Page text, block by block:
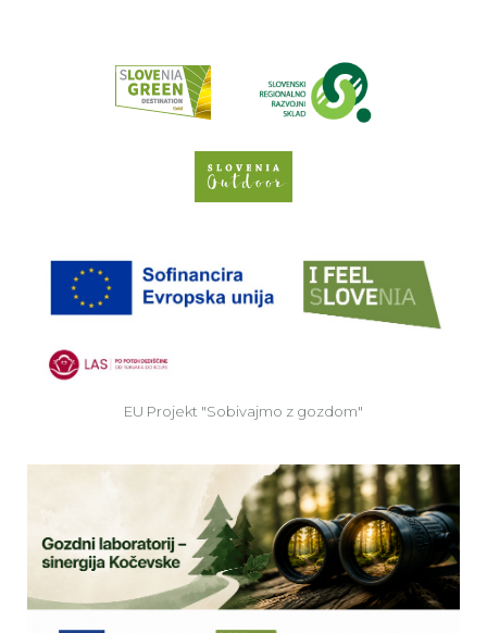
EU Projekt "Sobivajmo z gozdom"